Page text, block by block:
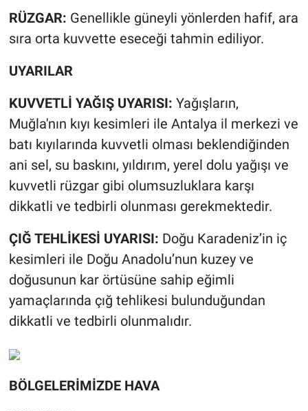
RÜZGAR: Genellikle güneyli yönlerden hafif, ara
sıra orta kuvvette eseceği tahmin ediliyor.
UYARILAR
KUVVETLİ YAĞIŞ UYARISI: Yağışların,
Muğla'nın kıyı kesimleri ile Antalya il merkezi ve
batı kıyılarında kuvvetli olması beklendiğinden
ani sel, su baskını, yıldırım, yerel dolu yağışı ve
kuvvetli rüzgar gibi olumsuzluklara karşı
dikkatli ve tedbirli olunması gerekmektedir.
ÇIĞ TEHLİKESİ UYARISI: Doğu Karadeniz’in iç
kesimleri ile Doğu Anadolu’nun kuzey ve
doğusunun kar örtüsüne sahip eğimli
yamaçlarında çığ tehlikesi bulunduğundan
dikkatli ve tedbirli olunmalıdır.
BÖLGELERİMİZDE HAVA